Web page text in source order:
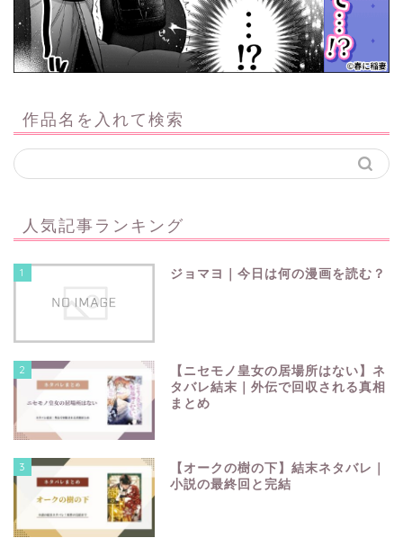
作品名を入れて検索
人気記事ランキング
1 ジョマヨ｜今日は何の漫画を読む？
2
【ニセモノ皇女の居場所はない】ネ
タバレ結末｜外伝で回収される真相
まとめ
3
【オークの樹の下】結末ネタバレ｜
小説の最終回と完結